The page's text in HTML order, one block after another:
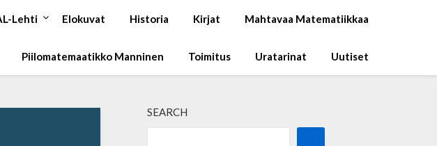
Lehti Elokuvat Historia Kirjat Mahtavaa Matematiikkaa
Piilomatemaatikko Manninen Toimitus Uratarinat Uutiset
SEARCH